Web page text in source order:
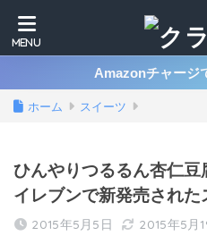
Amazonチャージ
ホーム スイーツ
ひんやりつるるん杏仁
イレブンで新発売された
2015年5月5日 2015年5月